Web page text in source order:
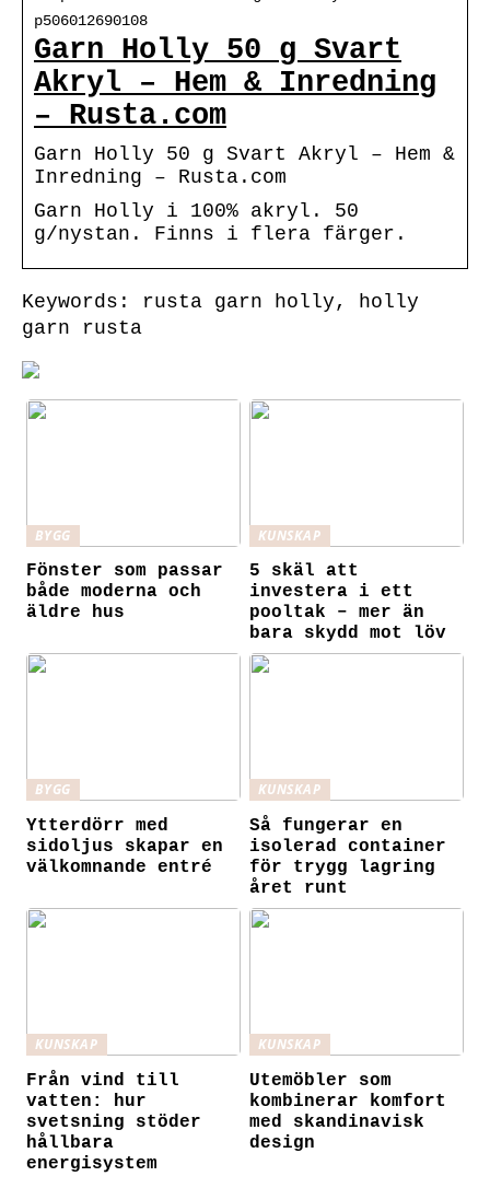
p506012690108
Garn Holly 50 g Svart
Akryl – Hem & Inredning
– Rusta.com
Garn Holly 50 g Svart Akryl – Hem &
Inredning – Rusta.com
Garn Holly i 100% akryl. 50
g/nystan. Finns i flera färger.
Keywords: rusta garn holly, holly
garn rusta
BYGG
Fönster som passar
både moderna och
äldre hus
KUNSKAP
5 skäl att
investera i ett
pooltak – mer än
bara skydd mot löv
BYGG
Ytterdörr med
sidoljus skapar en
välkomnande entré
KUNSKAP
Så fungerar en
isolerad container
för trygg lagring
året runt
KUNSKAP
Från vind till
vatten: hur
svetsning stöder
hållbara
energisystem
KUNSKAP
Utemöbler som
kombinerar komfort
med skandinavisk
design